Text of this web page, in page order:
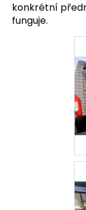
konkrétní
funguje.